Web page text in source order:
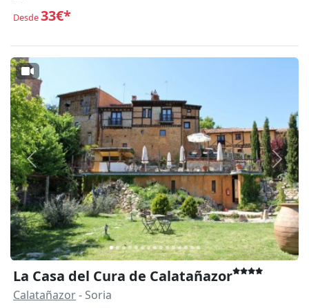
Desde33€*
Anterior
La Casa del Cura de Calatañazor
Calatañazor- Soria